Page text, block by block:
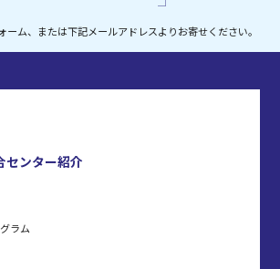
ーム、または下記メールアドレスよりお寄せください。
センター紹介
ラム